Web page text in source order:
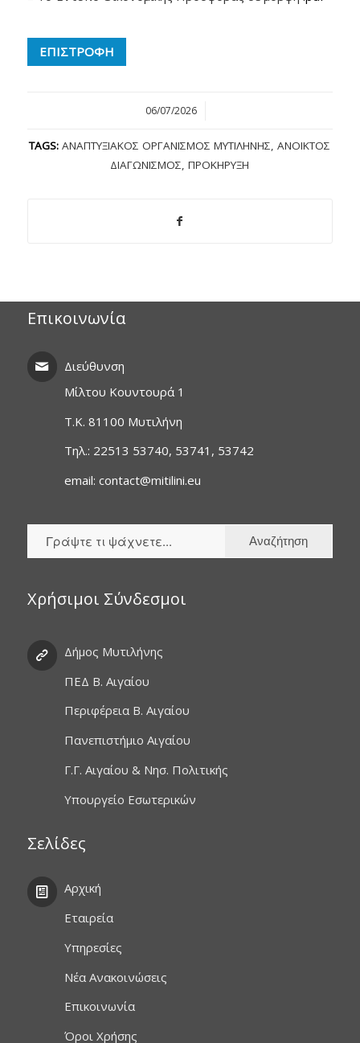
ΕΠΙΣΤΡΟΦΗ
06/07/2026
/
TAGS: ΑΝΑΠΤΥΞΙΑΚΌΣ ΟΡΓΑΝΙΣΜΌΣ ΜΥΤΙΛΉΝΗΣ,ΑΝΟΙΚΤΟΣ
ΔΙΑΓΩΝΙΣΜΌΣ,ΠΡΟΚΉΡΥΞΗ
Επικοινωνία
Διεύθυνση
Μίλτου Κουντουρά 1
T.K. 81100 Μυτιλήνη
Τηλ.: 22513 53740, 53741, 53742
email: contact@mitilini.eu
Χρήσιμοι Σύνδεσμοι
Δήμος Μυτιλήνης
ΠΕΔ Β. Αιγαίου
Περιφέρεια Β. Αιγαίου
Πανεπιστήμιο Αιγαίου
Γ.Γ. Αιγαίου & Νησ. Πολιτικής
Υπουργείο Εσωτερικών
Σελίδες
Αρχική
Εταιρεία
Υπηρεσίες
Νέα Ανακοινώσεις
Επικοινωνία
Όροι Χρήσης